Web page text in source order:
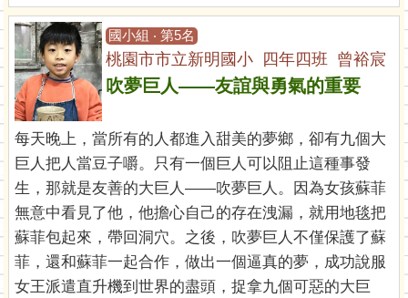
國小組 ‧ 第5名
桃園市市立新明國小 四年四班 曾裕宸
吹夢巨人——友誼與勇氣的重要
每天晚上，當所有的人都進入甜美的夢鄉，卻有九個大
巨人把人當豆子嚼。只有一個巨人可以阻止這種事發
生，那就是友善的大巨人——吹夢巨人。因為女孩蘇菲
無意中看見了他，他擔心自己的存在洩漏，就用地毯把
蘇菲包起來，帶回洞穴。之後，吹夢巨人不僅保護了蘇
菲，還和蘇菲一起合作，做出一個逼真的夢，成功說服
女王派遣直升機到世界的盡頭，捉拿九個可惡的大巨